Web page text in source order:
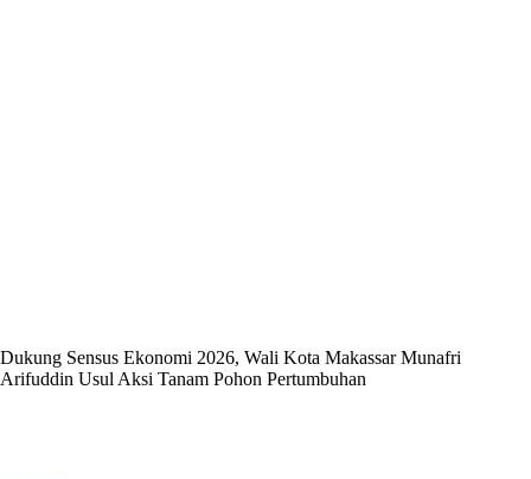
Dukung Sensus Ekonomi 2026, Wali Kota Makassar Munafri
Arifuddin Usul Aksi Tanam Pohon Pertumbuhan